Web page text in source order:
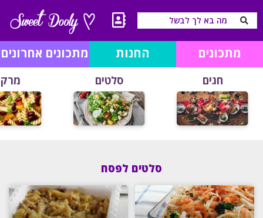
מתכונים החנות מתכונים אחרונים
חגים סלטים
סלטים לפסח